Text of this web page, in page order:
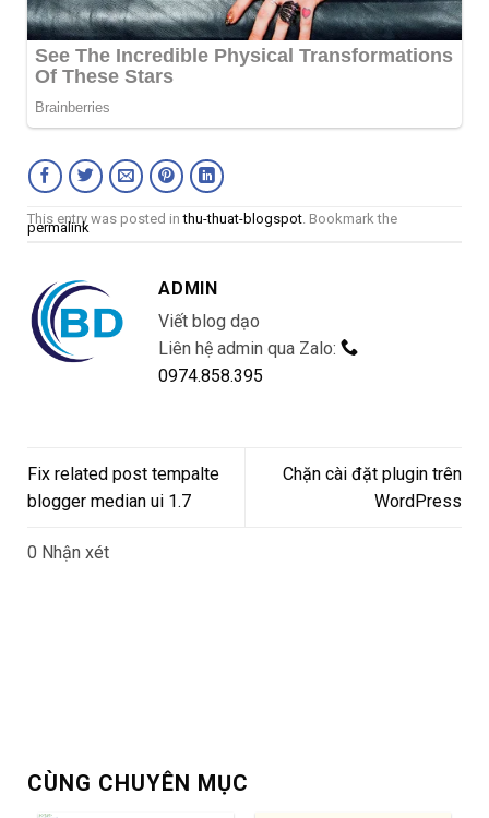
This entry was posted inthu-thuat-blogspot . Bookmark the
permalink
ADMIN
Viết blog dạo
Liên hệ admin qua Zalo:
0974.858.395
Fix related post tempalte
blogger median ui 1.7
Chặn cài đặt plugin trên
WordPress
0 Nhận xét
CÙNG CHUYÊN MỤC